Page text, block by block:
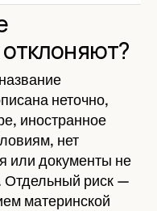
неточно,
иностранное
нет
или документы не
Отдельный риск —
материнской